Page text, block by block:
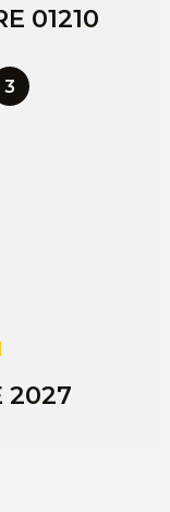
01210
3
2027